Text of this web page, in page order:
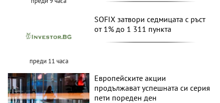
преди 11 часа
SOFIX затвори седмицата с ръст
от 1% до 1 311 пункта
Европейските акции
продължават успешната си серия
пети пореден ден